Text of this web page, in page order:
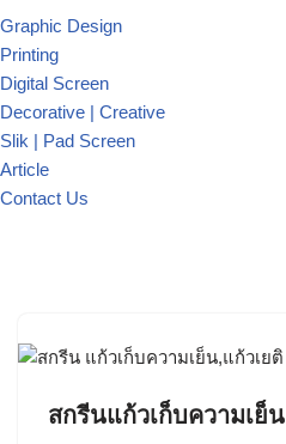
Graphic Design
Printing
Digital Screen
Decorative | Creative
Slik | Pad Screen
Article
Contact Us
สกรีนแก้วเก็บความเย็น